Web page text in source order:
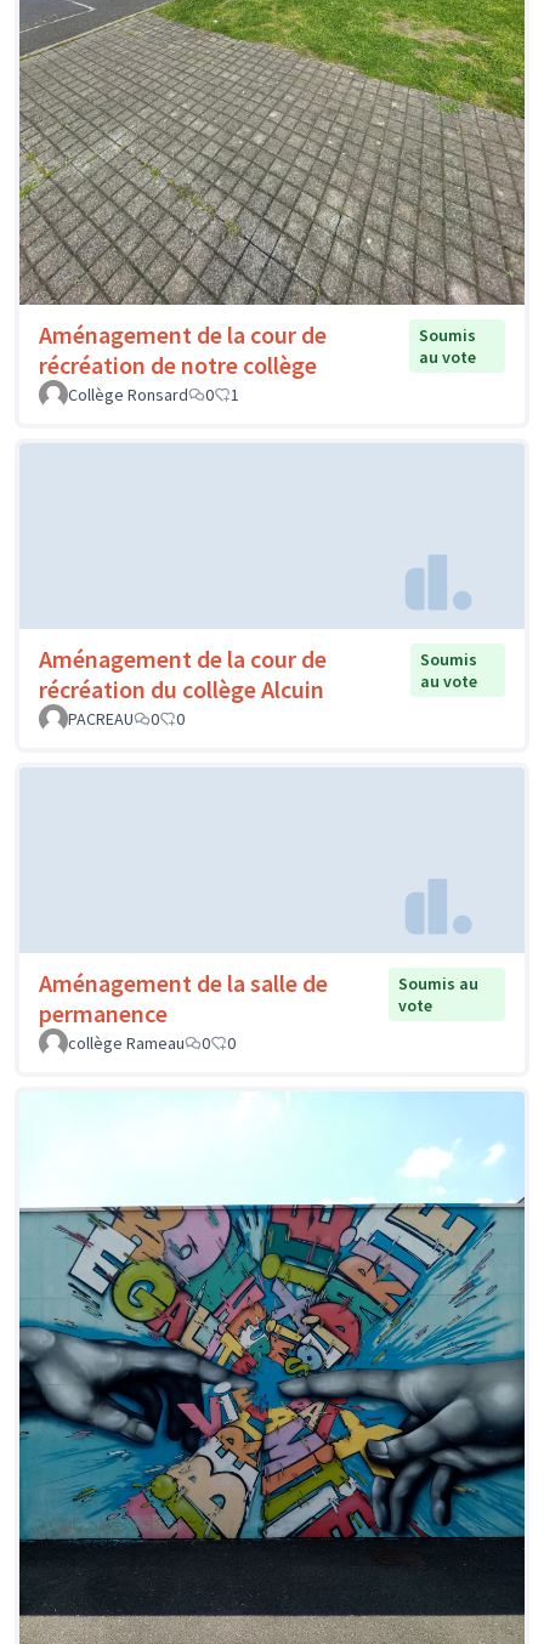
Aménagement de la cour de
récréation de notre collège
Soumis
au vote
Collège Ronsard
0 1
Aménagement de la cour de
récréation du collège Alcuin
Soumis
au vote
PACREAU
0 0
Aménagement de la salle de
permanence
Soumis au
vote
collège Rameau
0 0